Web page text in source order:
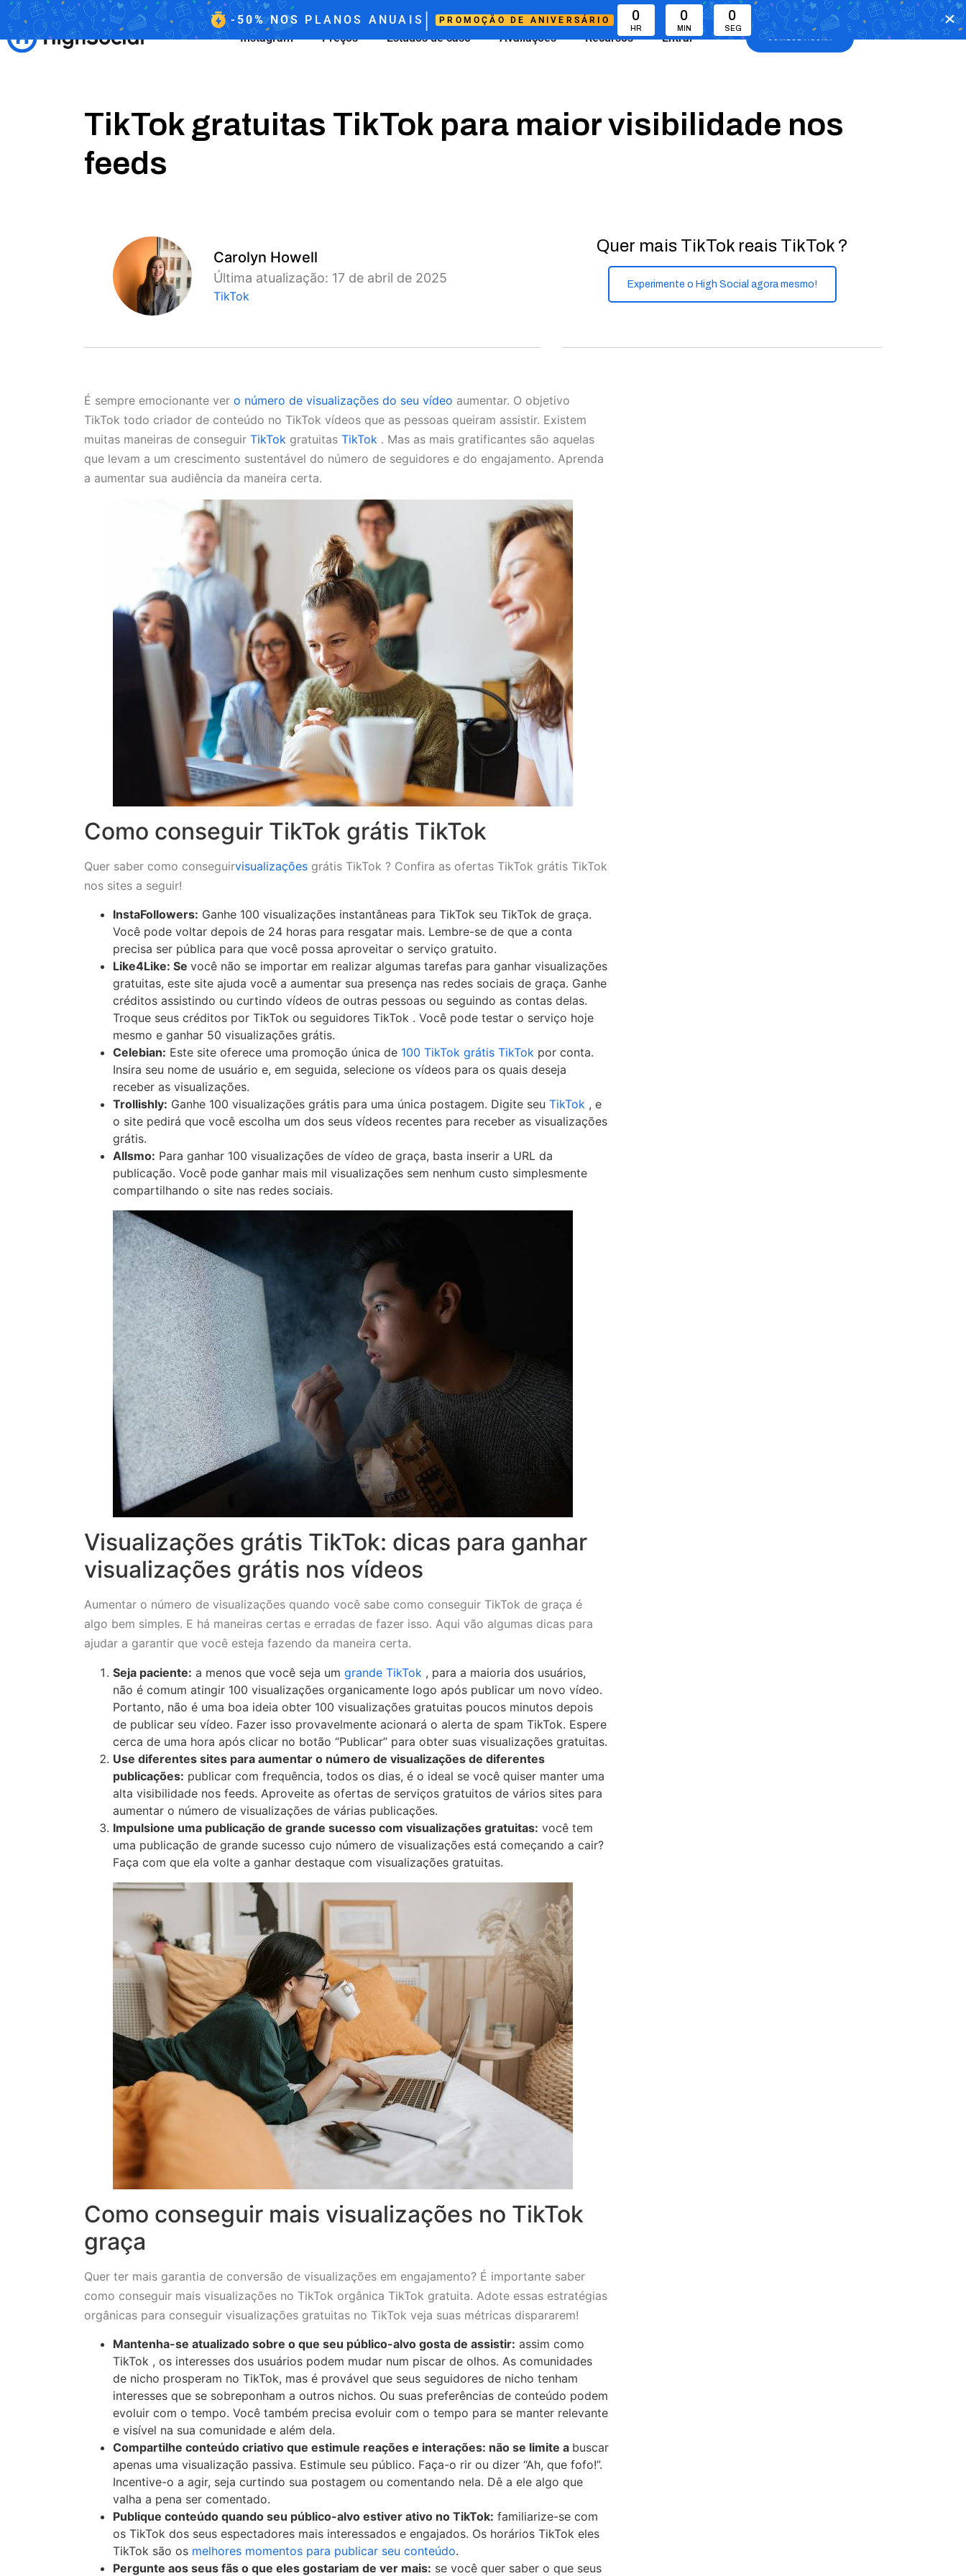
-50%NOS PLANOS ANUAIS | PROMOÇÃO DE ANIVERSÁRIO 0
HR
0
MIN
0
SEG
Instagram Preços Estudos de caso Avaliações Recursos Entrar COMECE AGORA
TikTok gratuitas TikTok para maior visibilidade nos
feeds
Carolyn Howell
Última atualização: 17 de abril de 2025
TikTok
Quer mais TikTok reais TikTok ?
Experimente o High Social agora mesmo!
É sempre emocionante ver o número de visualizações do seu vídeo aumentar. O objetivo
TikTok todo criador de conteúdo no TikTok vídeos que as pessoas queiram assistir. Existem
muitas maneiras de conseguir TikTok gratuitas TikTok . Mas as mais gratificantes são aquelas
que levam a um crescimento sustentável do número de seguidores e do engajamento. Aprenda
a aumentar sua audiência da maneira certa.
Como conseguir TikTok grátis TikTok
Quer saber como conseguirvisualizações grátis TikTok ? Confira as ofertas TikTok grátis TikTok
nos sites a seguir!
InstaFollowers: Ganhe 100 visualizações instantâneas para TikTok seu TikTok de graça.
Você pode voltar depois de 24 horas para resgatar mais. Lembre-se de que a conta
precisa ser pública para que você possa aproveitar o serviço gratuito.
Like4Like: Se você não se importar em realizar algumas tarefas para ganhar visualizações
gratuitas, este site ajuda você a aumentar sua presença nas redes sociais de graça. Ganhe
créditos assistindo ou curtindo vídeos de outras pessoas ou seguindo as contas delas.
Troque seus créditos por TikTok ou seguidores TikTok . Você pode testar o serviço hoje
mesmo e ganhar 50 visualizações grátis.
Celebian: Este site oferece uma promoção única de 100 TikTok grátis TikTok por conta.
Insira seu nome de usuário e, em seguida, selecione os vídeos para os quais deseja
receber as visualizações.
Trollishly: Ganhe 100 visualizações grátis para uma única postagem. Digite seu TikTok , e
o site pedirá que você escolha um dos seus vídeos recentes para receber as visualizações
grátis.
Allsmo: Para ganhar 100 visualizações de vídeo de graça, basta inserir a URL da
publicação. Você pode ganhar mais mil visualizações sem nenhum custo simplesmente
compartilhando o site nas redes sociais.
Visualizações grátis TikTok: dicas para ganhar
visualizações grátis nos vídeos
Aumentar o número de visualizações quando você sabe como conseguir TikTok de graça é
algo bem simples. E há maneiras certas e erradas de fazer isso. Aqui vão algumas dicas para
ajudar a garantir que você esteja fazendo da maneira certa.
Seja paciente: a menos que você seja um grande TikTok , para a maioria dos usuários,
não é comum atingir 100 visualizações organicamente logo após publicar um novo vídeo.
Portanto, não é uma boa ideia obter 100 visualizações gratuitas poucos minutos depois
de publicar seu vídeo. Fazer isso provavelmente acionará o alerta de spam TikTok. Espere
cerca de uma hora após clicar no botão “Publicar” para obter suas visualizações gratuitas.
Use diferentes sites para aumentar o número de visualizações de diferentes
publicações: publicar com frequência, todos os dias, é o ideal se você quiser manter uma
alta visibilidade nos feeds. Aproveite as ofertas de serviços gratuitos de vários sites para
aumentar o número de visualizações de várias publicações.
Impulsione uma publicação de grande sucesso com visualizações gratuitas: você tem
uma publicação de grande sucesso cujo número de visualizações está começando a cair?
Faça com que ela volte a ganhar destaque com visualizações gratuitas.
Como conseguir mais visualizações no TikTok
graça
Quer ter mais garantia de conversão de visualizações em engajamento? É importante saber
como conseguir mais visualizações no TikTok orgânica TikTok gratuita. Adote essas estratégias
orgânicas para conseguir visualizações gratuitas no TikTok veja suas métricas dispararem!
Mantenha-se atualizado sobre o que seu público-alvo gosta de assistir: assim como
TikTok , os interesses dos usuários podem mudar num piscar de olhos. As comunidades
de nicho prosperam no TikTok, mas é provável que seus seguidores de nicho tenham
interesses que se sobreponham a outros nichos. Ou suas preferências de conteúdo podem
evoluir com o tempo. Você também precisa evoluir com o tempo para se manter relevante
e visível na sua comunidade e além dela.
Compartilhe conteúdo criativo que estimule reações e interações: não se limite a buscar
apenas uma visualização passiva. Estimule seu público. Faça-o rir ou dizer “Ah, que fofo!”.
Incentive-o a agir, seja curtindo sua postagem ou comentando nela. Dê a ele algo que
valha a pena ser comentado.
Publique conteúdo quando seu público-alvo estiver ativo no TikTok: familiarize-se com
os TikTok dos seus espectadores mais interessados e engajados. Os horários TikTok eles
TikTok são os melhores momentos para publicar seu conteúdo.
Pergunte aos seus fãs o que eles gostariam de ver mais: se você quer saber o que seus